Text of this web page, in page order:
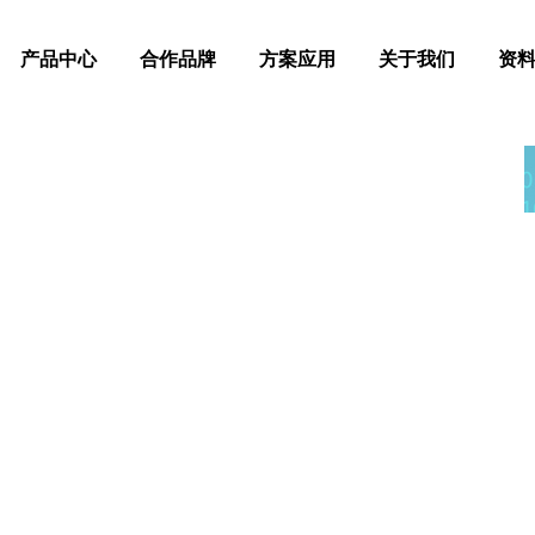
产品中心 合作品牌 方案应用 关于我们 资